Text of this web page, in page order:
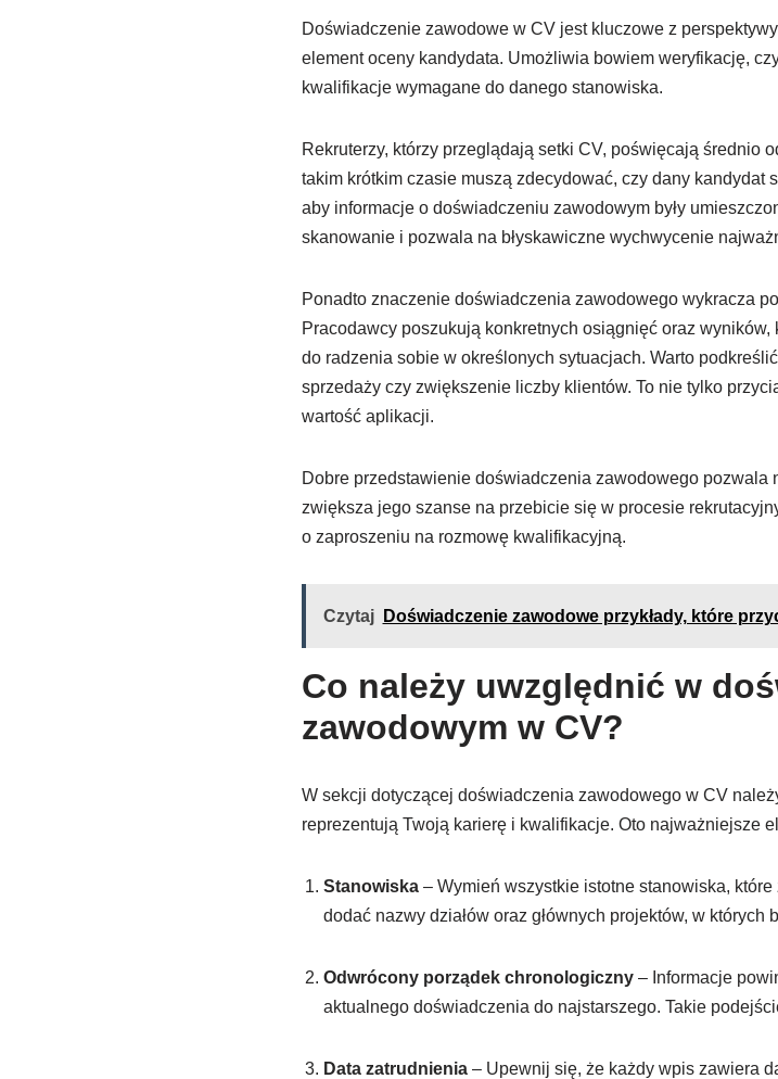
Doświadczenie zawodowe w CV jest kluczowe z
element oceny kandydata. Umożliwia bowiem weryfikację,
kwalifikacje wymagane do danego stanowiska.
Rekruterzy, którzy przeglądają setki CV, poświęcają średnio
takim krótkim czasie muszą zdecydować, czy dany kandydat
aby informacje o doświadczeniu zawodowym były
skanowanie i pozwala na błyskawiczne wychwycenie
Ponadto znaczenie doświadczenia zawodowego wykracza
Pracodawcy poszukują konkretnych osiągnięć oraz
do radzenia sobie w określonych sytuacjach. Warto
sprzedaży czy zwiększenie liczby klientów. To nie tylko
wartość aplikacji.
Dobre przedstawienie doświadczenia zawodowego
zwiększa jego szanse na przebicie się w procesie
o zaproszeniu na rozmowę kwalifikacyjną.
Czytaj Doświadczenie zawodowe przykłady, które
Co należy uwzględnić w
zawodowym w CV?
W sekcji dotyczącej doświadczenia zawodowego w CV
reprezentują Twoją karierę i kwalifikacje. Oto najważniejsze
Stanowiska– Wymień wszystkie istotne stanowiska, które
dodać nazwy działów oraz głównych projektów, w których
Odwrócony porządek chronologiczny– Informacje
aktualnego doświadczenia do najstarszego. Takie
Data zatrudnienia– Upewnij się, że każdy wpis zawiera